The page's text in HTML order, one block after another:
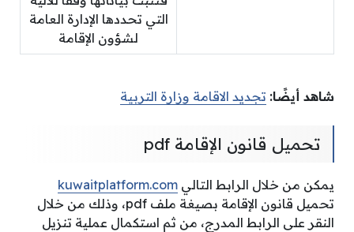
التي تحددها الإدارة العامة
لشؤون الإقامة
شاهد أيضًا: تجديد الاقامة وزارة التربية
تحميل قانون الإقامة pdf
يمكن من خلال الرابط التالي kuwaitplatform.com
تحميل قانون الإقامة بصيغة ملف pdf، وذلك من خلال
النقر على الرابط المدرج، من ثم استكمال عملية تنزيل